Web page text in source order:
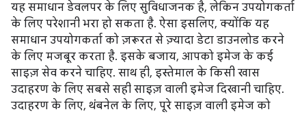
यह समाधान डेवलपर के लिए सुविधाजनक है, लेकिन उपयोगकर्ता
के लिए परेशानी भरा हो सकता है. ऐसा इसलिए, क्योंकि यह
समाधान उपयोगकर्ता को ज़रूरत से ज़्यादा डेटा डाउनलोड करने
के लिए मजबूर करता है. इसके बजाय, आपको इमेज के कई
साइज़ सेव करने चाहिए. साथ ही, इस्तेमाल के किसी खास
उदाहरण के लिए सबसे सही साइज़ वाली इमेज दिखानी चाहिए.
उदाहरण के लिए, थंबनेल के लिए, पूरे साइज़ वाली इमेज को